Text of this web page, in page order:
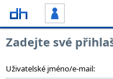
Zadejte své
Uživatelské jméno/e-mail: